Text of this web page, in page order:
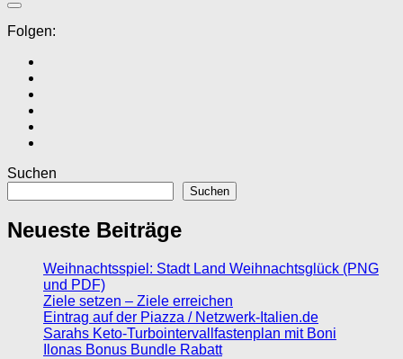
Folgen:
Suchen
Suchen
Neueste Beiträge
Weihnachtsspiel: Stadt Land Weihnachtsglück (PNG
und PDF)
Ziele setzen – Ziele erreichen
Eintrag auf der Piazza / Netzwerk-Italien.de
Sarahs Keto-Turbointervallfastenplan mit Boni
Ilonas Bonus Bundle Rabatt